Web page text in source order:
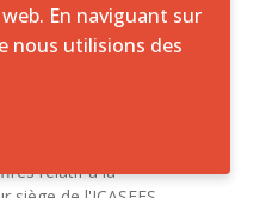
phase d'apurement du
nouvelle étape vers la
de l'Addendum n°03 au
relatif à la
En naviguant sur
nous utilisions des